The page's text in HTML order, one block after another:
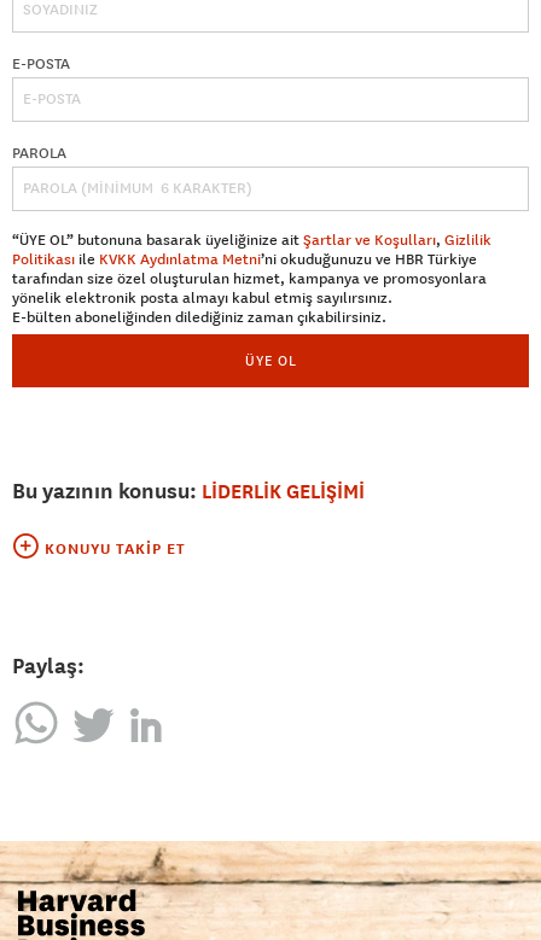
E-POSTA
PAROLA
“ÜYE OL” butonuna basarak üyeliğinize aitŞartlar ve Koşulları, Gizlilik
Politikası ile KVKK Aydınlatma Metni’ni okuduğunuzu ve HBR Türkiye
tarafından size özel oluşturulan hizmet, kampanya ve promosyonlara
yönelik elektronik posta almayı kabul etmiş sayılırsınız.
E-bülten aboneliğinden dilediğiniz zaman çıkabilirsiniz.
ÜYE OL
Bu yazının konusu: LİDERLİK GELİŞİMİ
KONUYU TAKIP ET
Paylaş: